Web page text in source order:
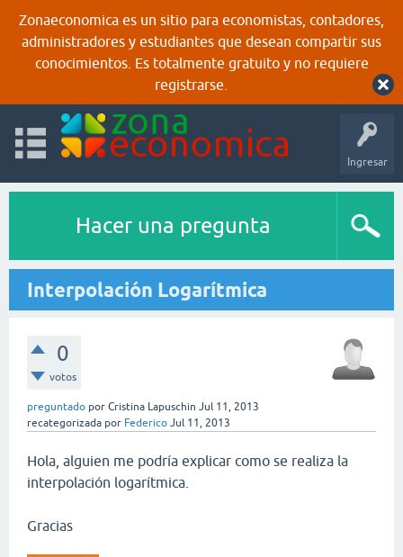
Zonaeconomica es un sitio para economistas, contadores,
administradores y estudiantes que desean compartir sus
conocimientos. Es totalmente gratuito y no requiere
registrarse.
Ingresar
Hacer una pregunta
Interpolación Logarítmica
0
votos
preguntado por Cristina Lapuschin Jul 11, 2013
recategorizada por Federico Jul 11, 2013
Hola, alguien me podría explicar como se realiza la
interpolación logarítmica.
Gracias